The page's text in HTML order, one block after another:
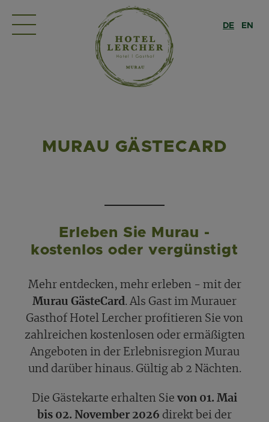
MURAU GÄSTECARD
Erleben Sie Murau -
kostenlos oder vergünstigt
Mehr entdecken, mehr erleben - mit der
Murau GästeCard. Als Gast im Murauer
Gasthof Hotel Lercher profitieren Sie von
zahlreichen kostenlosen oder ermäßigten
Angeboten in der Erlebnisregion Murau
und darüber hinaus. Gültig ab 2 Nächten.
Die Gästekarte erhalten Sie von 01. Mai
bis 02. November 2026 direkt bei der
DE EN